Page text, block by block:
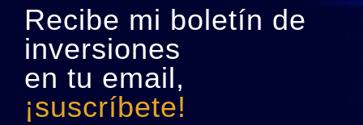
Recibe mi boletín de
inversiones
en tu email,
¡suscríbete!